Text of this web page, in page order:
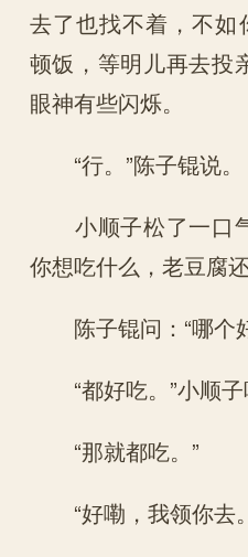
去了也找不着，不
顿饭，等明儿再去投
眼神有些闪烁。
“行。”陈子锟说。
小顺子松了一口气
你想吃什么，老豆腐
陈子锟问：“哪个
“都好吃。”小顺子
“那就都吃。”
“好嘞，我领你去